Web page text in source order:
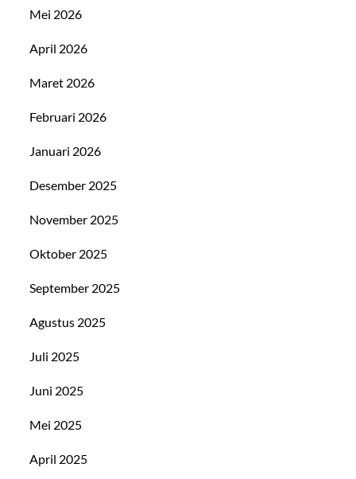
Mei 2026
April 2026
Maret 2026
Februari 2026
Januari 2026
Desember 2025
November 2025
Oktober 2025
September 2025
Agustus 2025
Juli 2025
Juni 2025
Mei 2025
April 2025